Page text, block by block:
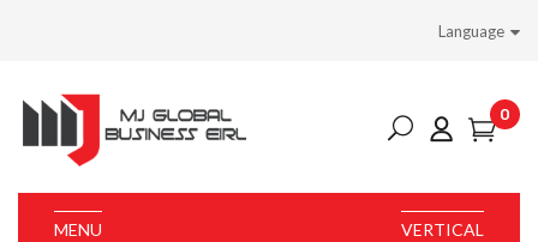
Language
0
VERTICAL
MENU